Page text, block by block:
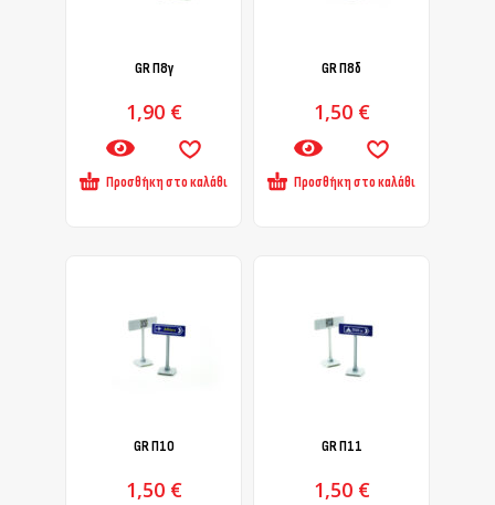
GR Π8γ
1,90 €
Προσθήκη στο καλάθι
GR Π8δ
1,50 €
Προσθήκη στο καλάθι
GR Π10
1,50 €
GR Π11
1,50 €